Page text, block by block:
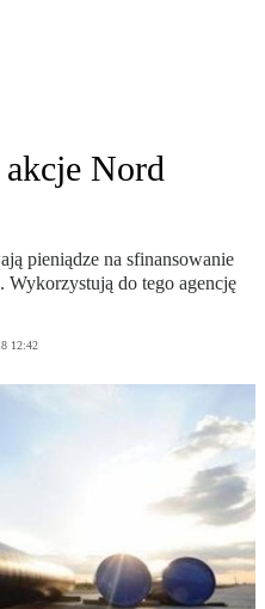
akcje Nord
pieniądze na sfinansowanie
Wykorzystują do tego agencję
12:42